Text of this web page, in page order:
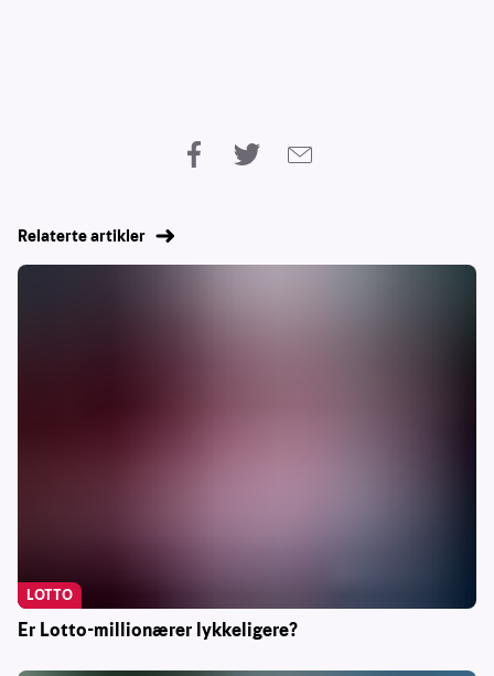
Relaterte artikler
Er Lotto-millionærer lykkeligere?
LOTTO